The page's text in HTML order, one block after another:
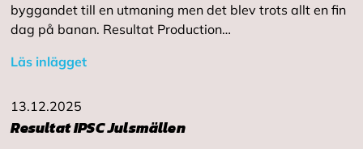
byggandet till en utmaning men det blev trots allt en fin
dag på banan. Resultat Production…
Läs inlägget
13.12.2025
Resultat IPSC Julsmällen